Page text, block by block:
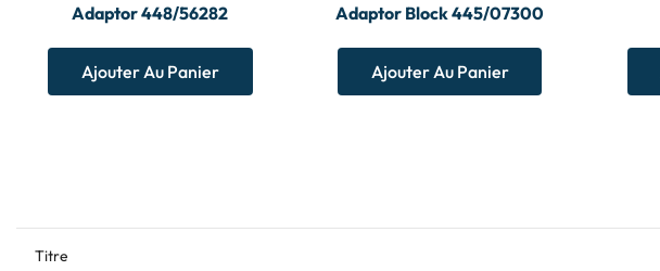
Adaptor 448/56282
Ajouter Au Panier
Adaptor Block 445/07300
Ajouter Au Panier
Titre